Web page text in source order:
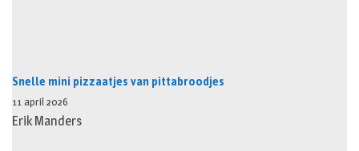
Snelle mini pizzaatjes van pittabroodjes
11 april 2026
Erik Manders